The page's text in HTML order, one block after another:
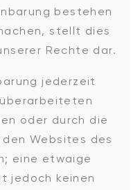
bestehen
stellt dies
Rechte dar.
jederzeit
oder durch die
Websites des
eine etwaige
jedoch keinen